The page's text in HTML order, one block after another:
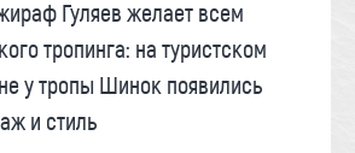
Гуляев желает всем
тропинга: на туристском
у тропы Шинок появились
и стиль